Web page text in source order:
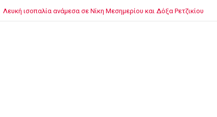
Λευκή ισοπαλία ανάμεσα σε Νίκη Μεσημερίου και Δόξα Ρετζικίου